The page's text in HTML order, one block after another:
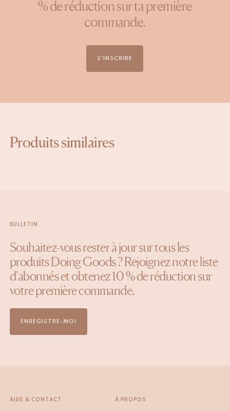
% de réduction sur ta première
commande.
S'INSCRIRE
Produits similaires
BULLETIN
Souhaitez-vous rester à jour sur tous les
produits Doing Goods ? Rejoignez notre liste
d'abonnés et obtenez 10 % de réduction sur
votre première commande.
ENREGISTRE-MOI
AIDE & CONTACT À PROPOS